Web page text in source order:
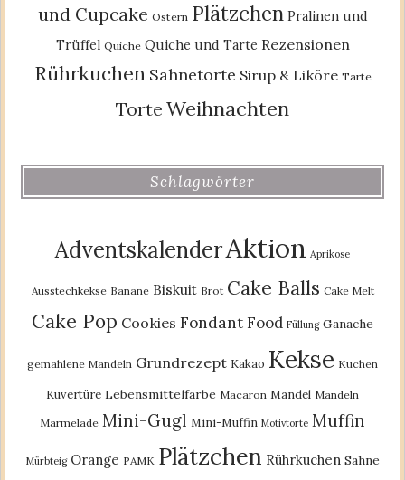
und Cupcake Ostern Plätzchen Pralinen und
Trüffel Quiche Quiche und Tarte Rezensionen
Rührkuchen Sahnetorte Sirup & Liköre Tarte
Torte Weihnachten
Schlagwörter
AdventskalenderAktion Aprikose
Ausstechkekse Banane Biskuit Brot Cake Balls Cake Melt
Cake Pop Cookies Fondant Food Füllung Ganache
gemahlene Mandeln Grundrezept Kakao Kekse Kuchen
Kuvertüre Lebensmittelfarbe Macaron Mandel Mandeln
Marmelade Mini-Gugl Mini-Muffin Motivtorte Muffin
Mürbteig Orange PAMK Plätzchen Rührkuchen Sahne